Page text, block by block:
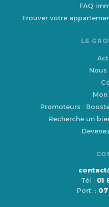
FAQ
Trouver votre
LE
Nous
Promoteurs :
Recherche un
Tél : 01
Port. : 07